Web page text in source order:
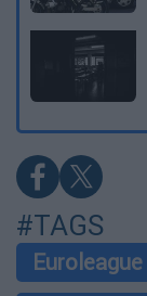
#TAGS
Euroleague